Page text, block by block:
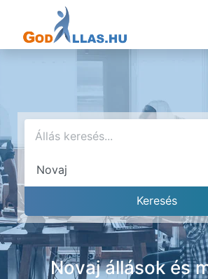
Novaj állások és